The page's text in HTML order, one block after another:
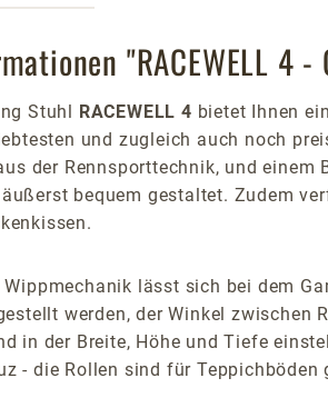
"RACEWELL 4
Stuhl RACEWELL 4 bietet Ihnen
und zugleich auch noch
der Rennsporttechnik, und
bequem gestaltet. Zudem
Wippmechanik lässt sich bei dem
werden, der Winkel zwischen
in der Breite, Höhe und Tiefe
- die Rollen sind für Teppichböden